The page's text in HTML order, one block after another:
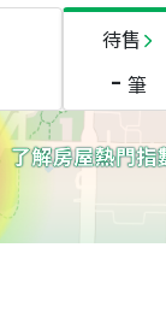
待售
- 筆